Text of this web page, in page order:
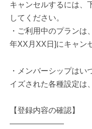
キャンセルするには、
してください。
・ご利用中のプラン
年XX月XX日]にキャン
・メンバーシップはい
イズされた各種設定は
【登録内容の確認】
―――――――